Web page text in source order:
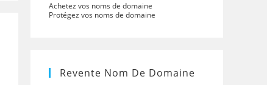
Achetez vos noms de domaine
Protégez vos noms de domaine
Revente Nom De Domaine